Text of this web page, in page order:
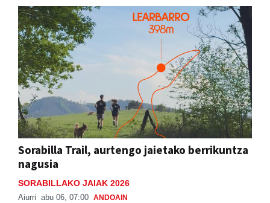
Sorabilla Trail, aurtengo jaietako berrikuntza
nagusia
SORABILLAKO JAIAK 2026
Aiurri abu 06, 07:00 ANDOAIN